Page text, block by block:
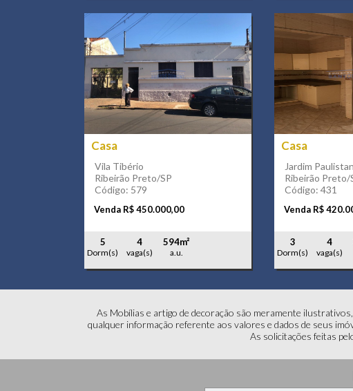
Casa
Vila Tibério
Ribeirão Preto/SP
Código: 579
Venda R$ 450.000,00
5
Dorm(s)
4
vaga(s)
594m²
a.u.
Casa
Jardim
Ribeirão Preto/
Código: 431
Venda R$
3
Dorm(s)
4
vaga(s)
As Mobílias e artigo de decoração são meramente
qualquer informação referente aos valores e dados de seus
As solicitações feitas